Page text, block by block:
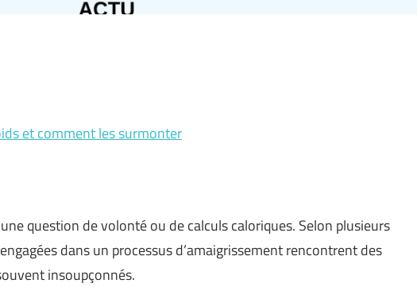
et comment les surmonter
question de volonté ou de calculs caloriques. Selon plusieurs
dans un processus d’amaigrissement rencontrent des
insoupçonnés.